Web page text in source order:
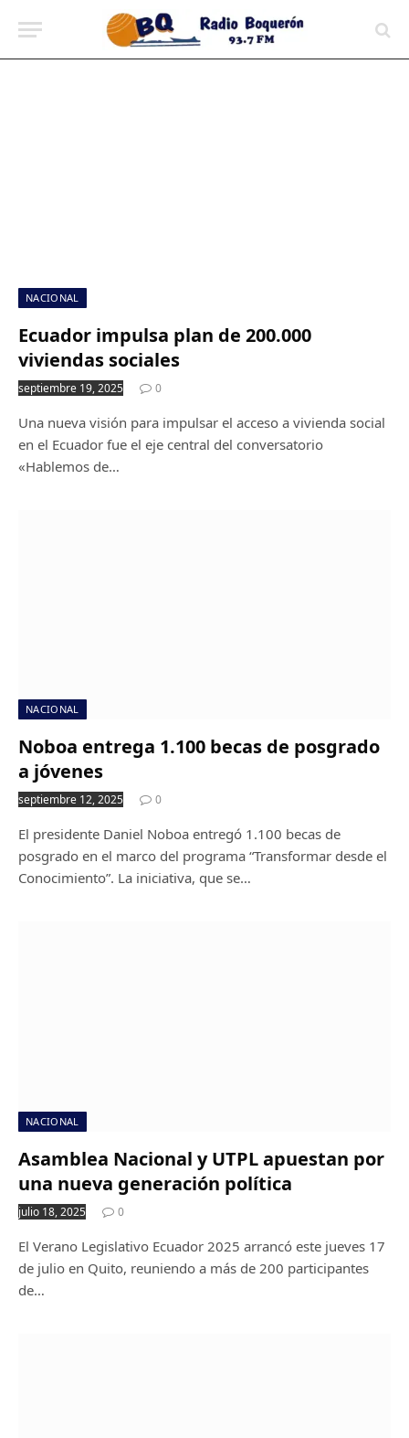
NACIONAL
Ecuador impulsa plan de 200.000
viviendas sociales
septiembre 19, 2025 0
Una nueva visión para impulsar el acceso a vivienda social
en el Ecuador fue el eje central del conversatorio
«Hablemos de…
NACIONAL
Noboa entrega 1.100 becas de posgrado
a jóvenes
septiembre 12, 2025 0
El presidente Daniel Noboa entregó 1.100 becas de
posgrado en el marco del programa “Transformar desde el
Conocimiento”. La iniciativa, que se…
NACIONAL
Asamblea Nacional y UTPL apuestan por
una nueva generación política
julio 18, 2025 0
El Verano Legislativo Ecuador 2025 arrancó este jueves 17
de julio en Quito, reuniendo a más de 200 participantes
de…